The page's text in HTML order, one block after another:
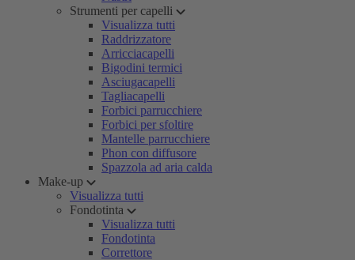
Strumenti per capelli
Visualizza tutti
Raddrizzatore
Arricciacapelli
Bigodini termici
Asciugacapelli
Tagliacapelli
Forbici parrucchiere
Forbici per sfoltire
Mantelle parrucchiere
Phon con diffusore
Spazzola ad aria calda
Make-up
Visualizza tutti
Fondotinta
Visualizza tutti
Fondotinta
Correttore